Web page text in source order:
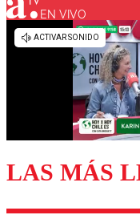
Los comentarios
EN VIVO
LAS MÁS